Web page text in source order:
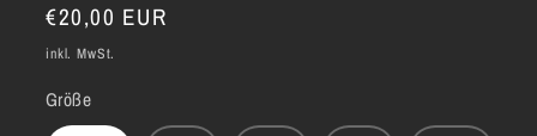
Normaler
Preis
€20,00 EUR
inkl. MwSt.
Größe